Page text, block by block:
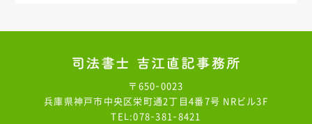
〒650-0023
兵庫県神戸市中央区栄町通2丁目4番7号 NRビル3F
TEL:078-381-8421